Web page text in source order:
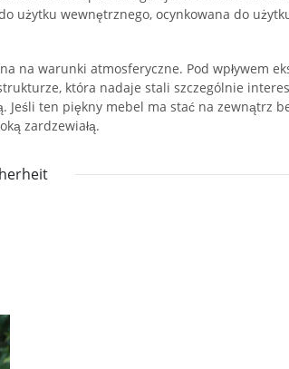
użytku wewnętrznego, ocynkowana do
warunki atmosferyczne. Pod wpływem
która nadaje stali szczególnie
ten piękny mebel ma stać na zewnątrz
zardzewiałą.